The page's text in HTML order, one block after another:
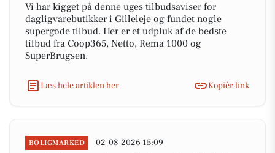
Vi har kigget på denne uges tilbudsaviser for
dagligvarebutikker i Gilleleje og fundet nogle
supergode tilbud. Her er et udpluk af de bedste
tilbud fra Coop365, Netto, Rema 1000 og
SuperBrugsen.
Læs hele artiklen her Kopiér link
BOLIGMARKED 02-08-2026 15:09